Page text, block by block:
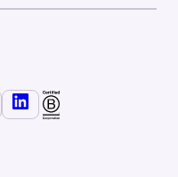
MediumLinkedIn